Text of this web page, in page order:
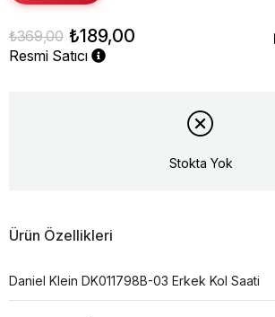
₺369,00 ₺189,00
Resmi Satıcı
Stokta Yok
Ürün Özellikleri
Daniel Klein DK011798B-03 Erkek Kol Saati